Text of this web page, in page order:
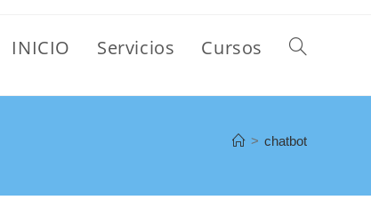
INICIO Servicios Cursos
> chatbot